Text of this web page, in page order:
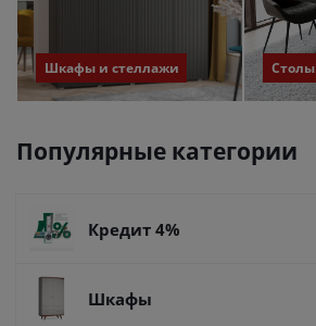
Шкафы и стеллажи Столы
Популярные категории
Кредит 4%
Шкафы